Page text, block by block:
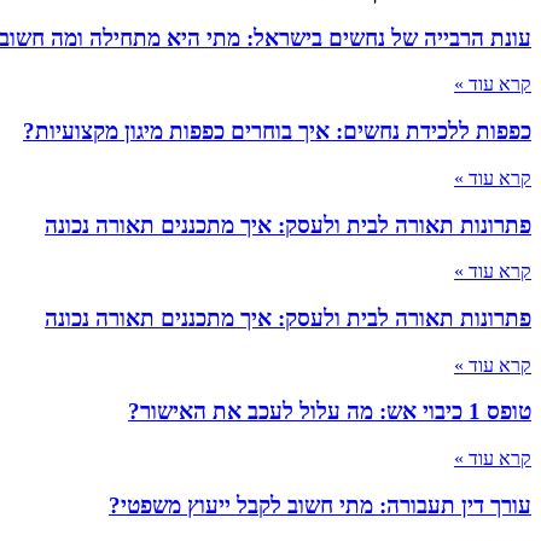
עונת הרבייה של נחשים בישראל: מתי היא מתחילה ומה
קרא עוד »
כפפות ללכידת נחשים: איך בוחרים כפפות מיגון מקצועיות?
קרא עוד »
פתרונות תאורה לבית ולעסק: איך מתכננים תאורה נכונה
קרא עוד »
פתרונות תאורה לבית ולעסק: איך מתכננים תאורה נכונה
קרא עוד »
טופס 1 כיבוי אש: מה עלול לעכב את האישור?
קרא עוד »
עורך דין תעבורה: מתי חשוב לקבל ייעוץ משפטי?